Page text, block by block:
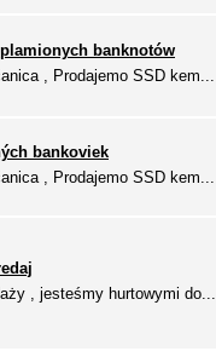
banknotów
, Prodajemo SSD kem...
bankoviek
, Prodajemo SSD kem...
, jesteśmy hurtowymi do...